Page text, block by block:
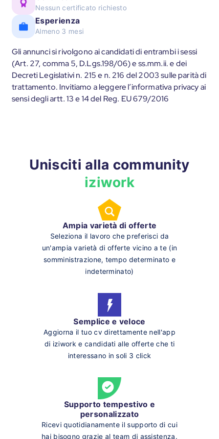
Nessun certificato richiesto
Esperienza
Almeno 3 mesi
Gli annunci si rivolgono ai candidati di entrambi i sessi
(Art. 27, comma 5, D.Lgs.198/06) e ss.mm.ii. e dei
Decreti Legislativi n. 215 e n. 216 del 2003 sulle parità di
trattamento. Invitiamo a leggere l’informativa privacy ai
sensi degli artt. 13 e 14 del Reg. EU 679/2016
Unisciti alla community
iziwork
Ampia varietà di offerte
Seleziona il lavoro che preferisci da
un'ampia varietà di offerte vicino a te (in
somministrazione, tempo determinato e
indeterminato)
Semplice e veloce
Aggiorna il tuo cv direttamente nell'app
di iziwork e candidati alle offerte che ti
interessano in soli 3 click
Supporto tempestivo e
personalizzato
Ricevi quotidianamente il supporto di cui
hai bisogno grazie al team di assistenza.